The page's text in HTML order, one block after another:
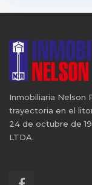
Inmobiliaria Nelson
trayectoria en el
24 de octubre de
LTDA.